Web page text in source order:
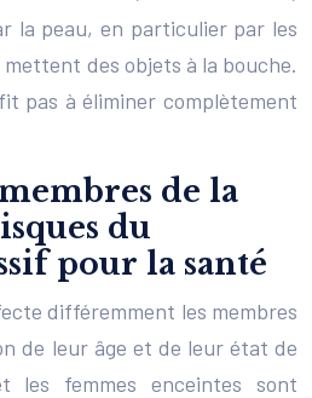
la peau, en particulier par les
des objets à la bouche.
pas à éliminer complètement
de la
du
pour la santé
différemment les membres
de leur âge et de leur état de
les femmes enceintes sont